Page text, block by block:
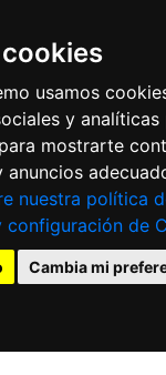
usamos
y analíticas
mostrarte
anuncios
nuestra política
configuración de
Cambia mi